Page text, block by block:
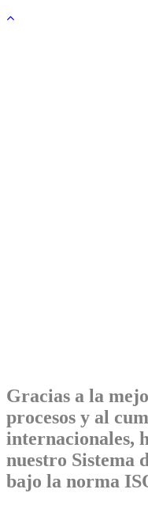
Gracias a la
procesos y al
internacionales,
nuestro Sistema
bajo la norma